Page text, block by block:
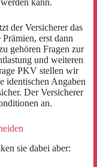
der Versicherer das
erst dann
gehören Fragen zur
und weiteren
PKV stellen wir
identischen Angaben
Der Versicherer
an.
sie dabei aber: